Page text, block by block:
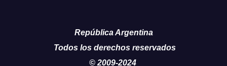
República Argentina
Todos los derechos reservados
© 2009-2024